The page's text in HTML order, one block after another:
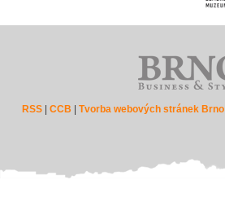
RSS |CCB |Tvorba webových stránek Brno